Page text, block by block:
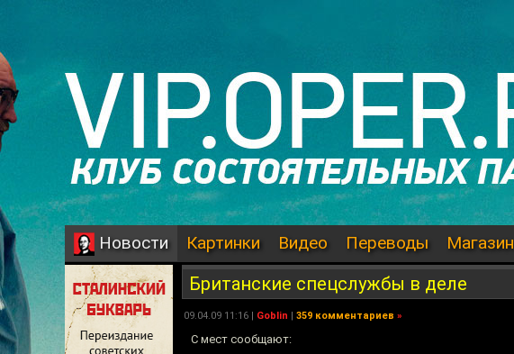
Новости Картинки Видео Переводы Магазин
Британские спецслужбы в деле
09.04.09 11:16 | Goblin | 359 комментариев »
С мест сообщают: